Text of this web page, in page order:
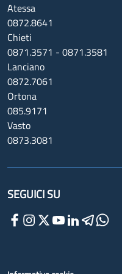
Atessa
0872.8641
Chieti
0871.3571 - 0871.3581
Lanciano
0872.7061
Ortona
085.9171
Vasto
0873.3081
SEGUICI SU